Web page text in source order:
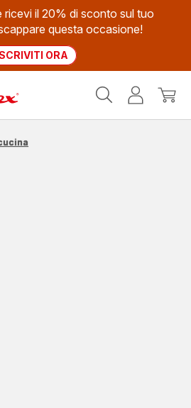
ricevi il 20% di sconto sul tuo
questa occasione!
ORA
Il